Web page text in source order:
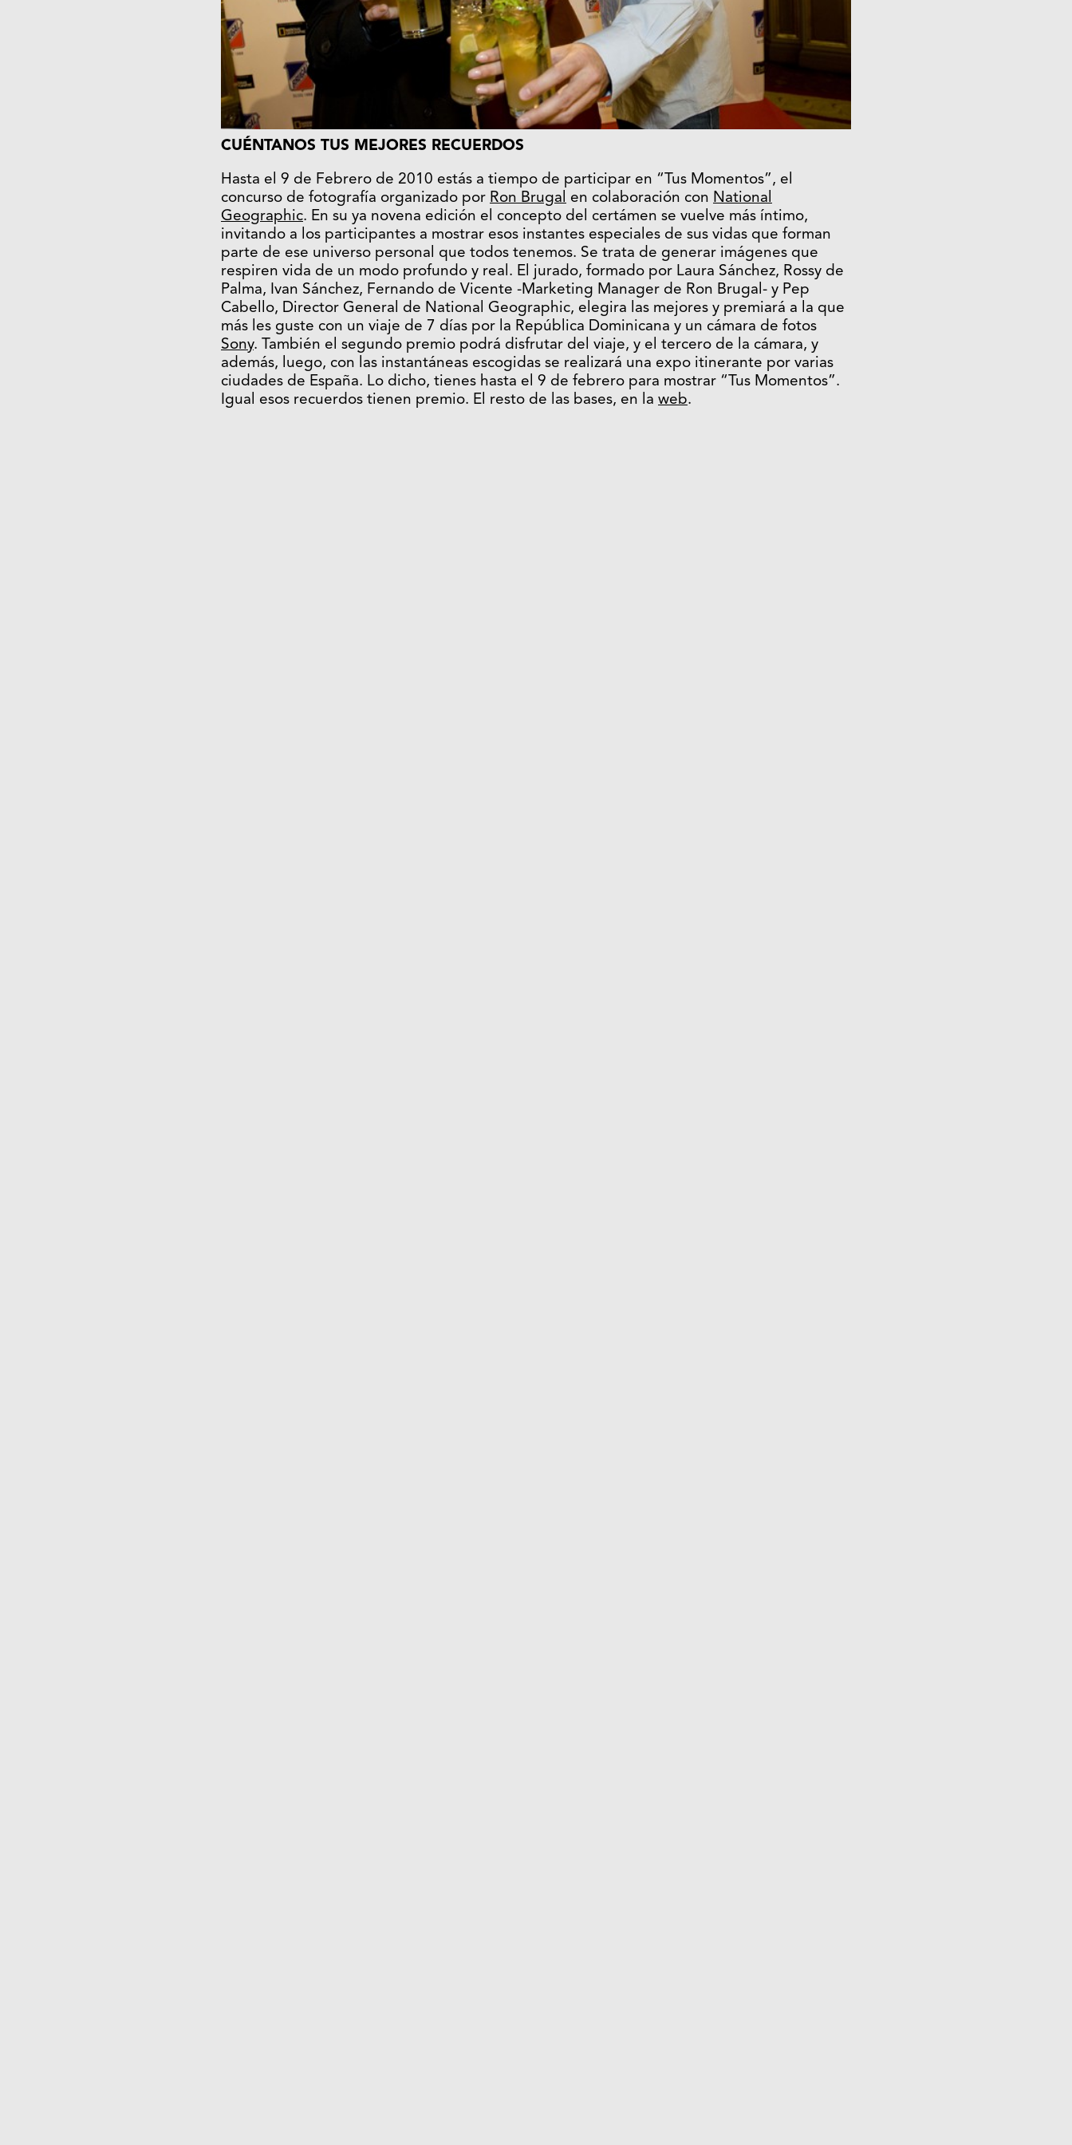
CUÉNTANOS TUS MEJORES RECUERDOS
Hasta el 9 de Febrero de 2010 estás a tiempo de participar en “Tus Momentos”, el
concurso de fotografía organizado por Ron Brugal en colaboración con National
Geographic. En su ya novena edición el concepto del certámen se vuelve más íntimo,
invitando a los participantes a mostrar esos instantes especiales de sus vidas que forman
parte de ese universo personal que todos tenemos. Se trata de generar imágenes que
respiren vida de un modo profundo y real. El jurado, formado por Laura Sánchez, Rossy de
Palma, Ivan Sánchez, Fernando de Vicente -Marketing Manager de Ron Brugal- y Pep
Cabello, Director General de National Geographic, elegira las mejores y premiará a la que
más les guste con un viaje de 7 días por la República Dominicana y un cámara de fotos
Sony. También el segundo premio podrá disfrutar del viaje, y el tercero de la cámara, y
además, luego, con las instantáneas escogidas se realizará una expo itinerante por varias
ciudades de España. Lo dicho, tienes hasta el 9 de febrero para mostrar “Tus Momentos”.
Igual esos recuerdos tienen premio. El resto de las bases, en la web.